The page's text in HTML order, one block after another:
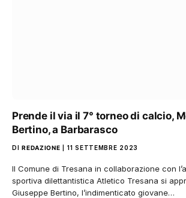
Prende il via il 7° torneo di calcio,
Bertino, a Barbarasco
DI REDAZIONE 11 SETTEMBRE 2023
Il Comune di Tresana in collaborazione con
sportiva dilettantistica Atletico Tresana si
Giuseppe Bertino, l’indimenticato giovane…